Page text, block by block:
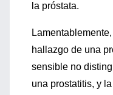
la próstata.
hallazgo de una
sensible no
una prostatitis, y